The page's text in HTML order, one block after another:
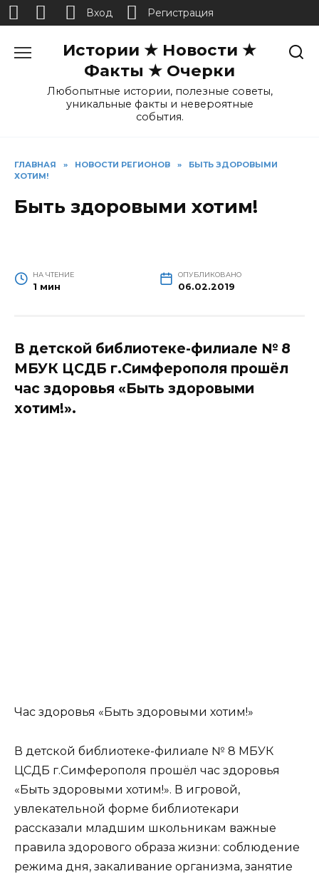
Истории ★ Новости ★
Факты ★ Очерки
Любопытные истории, полезные советы,
уникальные факты и невероятные
события.
ГЛАВНАЯ » НОВОСТИ РЕГИОНОВ »
БЫТЬ ЗДОРОВЫМИ
ХОТИМ!
Быть здоровыми хотим!
НА ЧТЕНИЕ
1 мин
ОПУБЛИКОВАНО
06.02.2019
В детской библиотеке-филиале № 8
МБУК ЦСДБ г.Симферополя прошёл
час здоровья «Быть здоровыми
хотим!».
Час здоровья «Быть здоровыми хотим!»
В детской библиотеке-филиале № 8 МБУК
ЦСДБ г.Симферополя прошёл час здоровья
«Быть здоровыми хотим!». В игровой,
увлекательной форме библиотекари
рассказали младшим школьникам важные
правила здорового образа жизни: соблюдение
режима дня, закаливание организма, занятие
Вход Регистрация